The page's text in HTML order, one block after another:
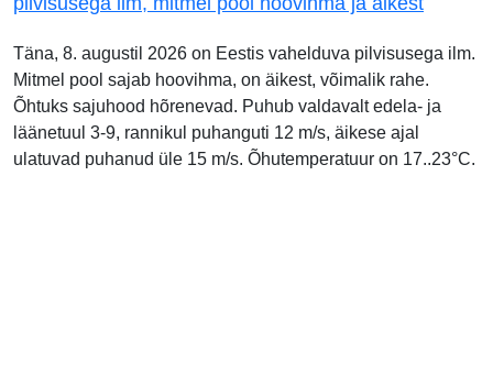
Täna, 8. augustil 2026 on Eestis vahelduva pilvisusega ilm.
Mitmel pool sajab hoovihma, on äikest, võimalik rahe.
Õhtuks sajuhood hõrenevad. Puhub valdavalt edela- ja
läänetuul 3-9, rannikul puhanguti 12 m/s, äikese ajal
ulatuvad puhanud üle 15 m/s. Õhutemperatuur on 17..23°C.